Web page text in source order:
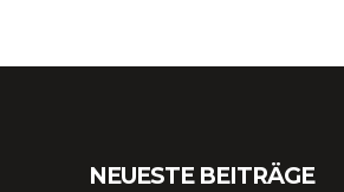
NEUESTE BEITRÄGE